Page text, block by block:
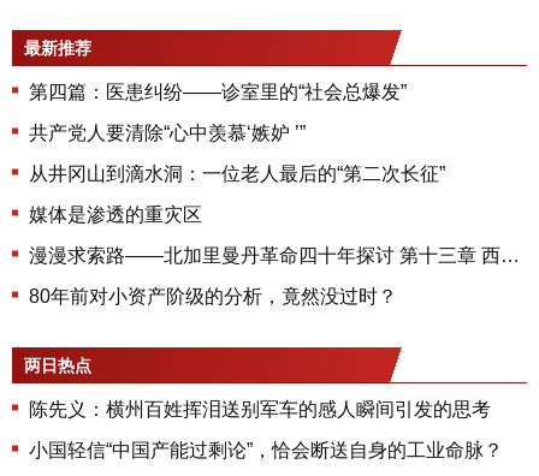
最新推荐
第四篇：医患纠纷——诊室里的“社会总爆发”
共产党人要清除“心中羡慕‘嫉妒 ’”
从井冈山到滴水洞：一位老人最后的“第二次长征”
媒体是渗透的重灾区
漫漫求索路——北加里曼丹革命四十年探讨 第十三章 西部国内掀起武装斗争的高潮（下）
80年前对小资产阶级的分析，竟然没过时？
两日热点
陈先义：横州百姓挥泪送别军车的感人瞬间引发的思考
小国轻信“中国产能过剩论”，恰会断送自身的工业命脉？